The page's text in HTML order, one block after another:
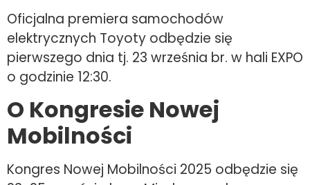
Oficjalna premiera samochodów
elektrycznych Toyoty odbędzie się
pierwszego dnia tj. 23 września br. w hali EXPO
o godzinie 12:30.
O Kongresie Nowej
Mobilności
Kongres Nowej Mobilności 2025 odbędzie się